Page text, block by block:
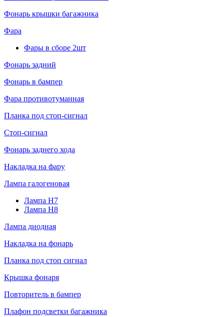
Фонарь крышки багажника
Фара
Фары в сборе 2шт
Фонарь задний
Фонарь в бампер
Фара противотуманная
Планка под стоп-сигнал
Стоп-сигнал
Фонарь заднего хода
Накладка на фару
Лампа галогеновая
Лампа H7
Лампа H8
Лампа диодная
Накладка на фонарь
Планка под стоп сигнал
Крышка фонаря
Повторитель в бампер
Плафон подсветки багажника